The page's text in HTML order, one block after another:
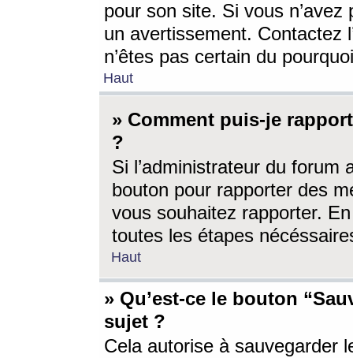
pour son site. Si vous
un avertissement. Contactez
n’êtes pas certain du
Haut
» Comment puis-je
?
Si l’administrateur du forum
bouton pour rapporter des
vous souhaitez rapporter.
toutes les étapes
Haut
» Qu’est-ce le bouton
sujet ?
Cela autorise à sauvegarder